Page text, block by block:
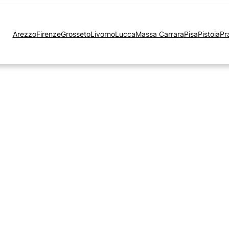
ArezzoFirenzeGrossetoLivornoLuccaMassa CarraraPisaPistoia